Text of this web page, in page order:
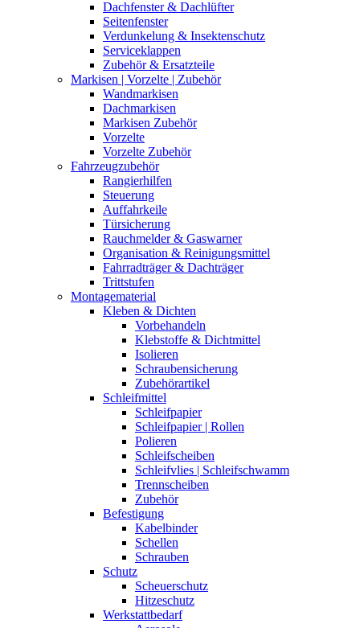
Dachfenster & Dachlüfter
Seitenfenster
Verdunkelung & Insektenschutz
Serviceklappen
Zubehör & Ersatzteile
Markisen | Vorzelte | Zubehör
Wandmarkisen
Dachmarkisen
Markisen Zubehör
Vorzelte
Vorzelte Zubehör
Fahrzeugzubehör
Rangierhilfen
Steuerung
Auffahrkeile
Türsicherung
Rauchmelder & Gaswarner
Organisation & Reinigungsmittel
Fahrradträger & Dachträger
Trittstufen
Montagematerial
Kleben & Dichten
Vorbehandeln
Klebstoffe & Dichtmittel
Isolieren
Schraubensicherung
Zubehörartikel
Schleifmittel
Schleifpapier
Schleifpapier | Rollen
Polieren
Schleifscheiben
Schleifvlies | Schleifschwamm
Trennscheiben
Zubehör
Befestigung
Kabelbinder
Schellen
Schrauben
Schutz
Scheuerschutz
Hitzeschutz
Werkstattbedarf